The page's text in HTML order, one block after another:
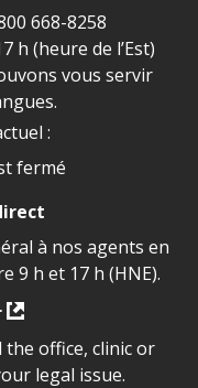
668-8258
h (heure de l’Est)
vous servir
:
fermé
à nos agents en
9 h et 17 h (HNE).
office, clinic or
legal issue.